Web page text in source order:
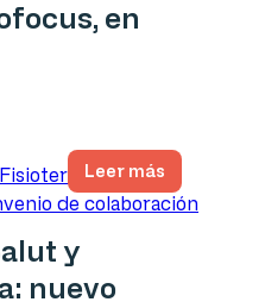
en
Leer más
y
nuevo